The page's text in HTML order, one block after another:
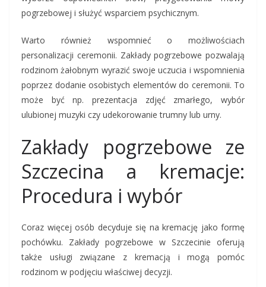
pogrzebowej i służyć wsparciem psychicznym.
Warto również wspomnieć o możliwościach
personalizacji ceremonii. Zakłady pogrzebowe pozwalają
rodzinom żałobnym wyrazić swoje uczucia i wspomnienia
poprzez dodanie osobistych elementów do ceremonii. To
może być np. prezentacja zdjęć zmarłego, wybór
ulubionej muzyki czy udekorowanie trumny lub urny.
Zakłady pogrzebowe ze
Szczecina a kremacje:
Procedura i wybór
Coraz więcej osób decyduje się na kremację jako formę
pochówku. Zakłady pogrzebowe w Szczecinie oferują
także usługi związane z kremacją i mogą pomóc
rodzinom w podjęciu właściwej decyzji.